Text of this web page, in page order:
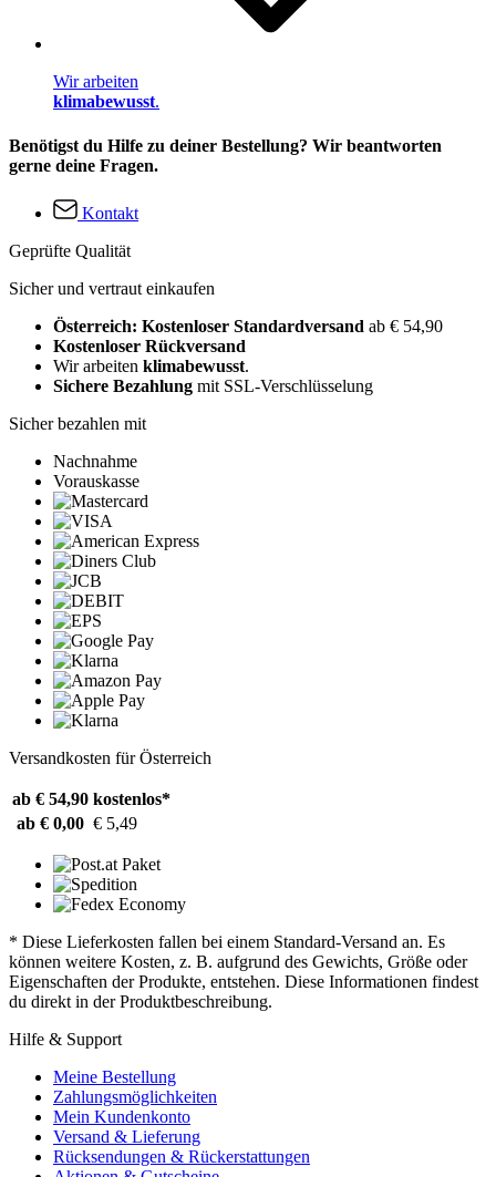
Wir arbeiten
klimabewusst.
Benötigst du Hilfe zu deiner Bestellung? Wir beantworten
gerne deine Fragen.
Kontakt
Geprüfte Qualität
Sicher und vertraut einkaufen
Österreich: Kostenloser Standardversand ab € 54,90
Kostenloser Rückversand
Wir arbeiten klimabewusst.
Sichere Bezahlung mit SSL-Verschlüsselung
Sicher bezahlen mit
Nachnahme
Vorauskasse
Versandkosten für Österreich
ab € 54,90 kostenlos*
ab € 0,00 € 5,49
* Diese Lieferkosten fallen bei einem Standard-Versand an. Es
können weitere Kosten, z. B. aufgrund des Gewichts, Größe oder
Eigenschaften der Produkte, entstehen. Diese Informationen findest
du direkt in der Produktbeschreibung.
Hilfe & Support
Meine Bestellung
Zahlungsmöglichkeiten
Mein Kundenkonto
Versand & Lieferung
Rücksendungen & Rückerstattungen